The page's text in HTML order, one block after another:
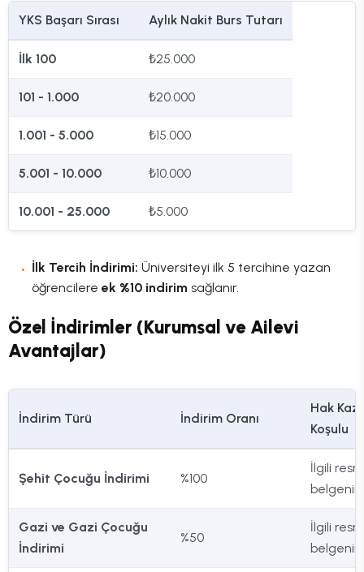
YKS Başarı Sırası Aylık Nakit Burs Tutarı
İlk 100 ₺25.000
101 - 1.000 ₺20.000
1.001 - 5.000 ₺15.000
5.001 - 10.000 ₺10.000
10.001 - 25.000 ₺5.000
İlk Tercih İndirimi: Üniversiteyi ilk 5 tercihine yazan
öğrencilere ek %10 indirim sağlanır.
Özel İndirimler (Kurumsal ve Ailevi
Avantajlar)
İndirim Türü İndirim Oranı
Hak
Koşulu
Şehit Çocuğu İndirimi %100
İlgili
belgenin
Gazi ve Gazi Çocuğu
İndirimi
%50
İlgili
belgenin